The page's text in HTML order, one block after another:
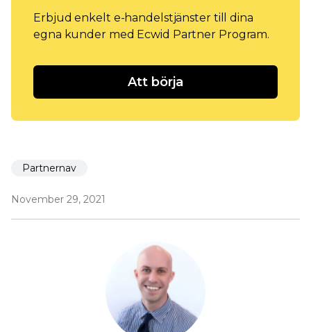
Erbjud enkelt e-handelstjänster till dina
egna kunder med Ecwid Partner Program.
Att börja
Partnernav
November 29, 2021